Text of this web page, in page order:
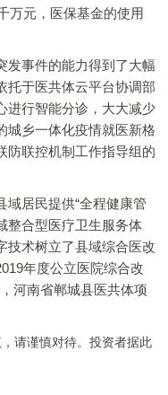
万元，医保基金的使用
事件的能力得到了大幅
托于医共体云平台协调部
进行智能分诊，大大减少
城乡一体化疫情就医新格
防联控机制工作指导组的
居民提供“全程健康管
整合型医疗卫生服务体
技术树立了县域综合医改
年度公立医院综合改
河南省郸城县医共体项
请谨慎对待。投资者据此